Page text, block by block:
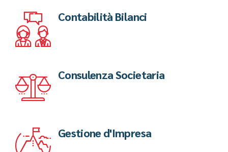
Contabilità Bilanci
Consulenza Societaria
Gestione d'Impresa